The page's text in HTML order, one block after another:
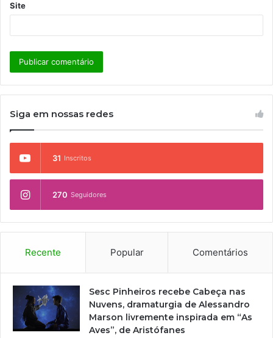
Site
Siga em nossas redes
31 Inscritos
270 Seguidores
Recente Popular Comentários
Sesc Pinheiros recebe Cabeça nas
Nuvens, dramaturgia de Alessandro
Marson livremente inspirada em “As
Aves”, de Aristófanes